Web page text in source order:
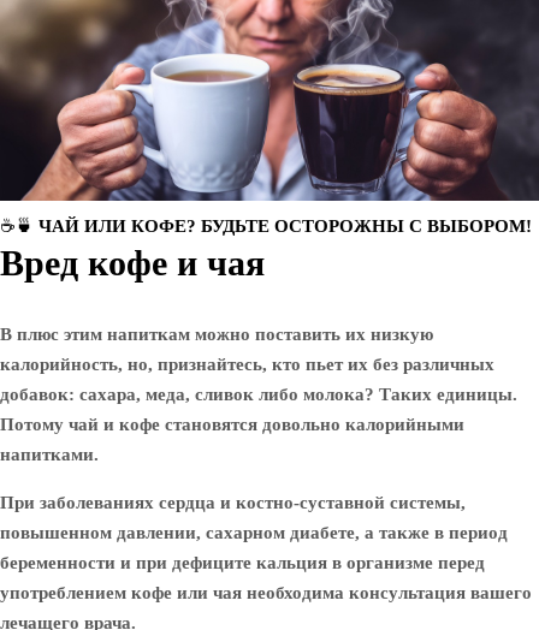
☕🍵 ЧАЙ ИЛИ КОФЕ? БУДЬТЕ ОСТОРОЖНЫ С ВЫБОРOM!
Вред кофе и чая
В плюс этим напиткам можно поставить их низкую
калорийность, но, признайтесь, кто пьет их без различных
добавок: сахара, меда, сливок либо молока? Таких единицы.
Потому чай и кофе становятся довольно калорийными
напитками.
При заболеваниях сердца и костно-суставной системы,
повышенном давлении, сахарном диабете, а также в период
беременности и при дефиците кальция в организме перед
употреблением кофе или чая необходима консультация вашего
лечащего врача.